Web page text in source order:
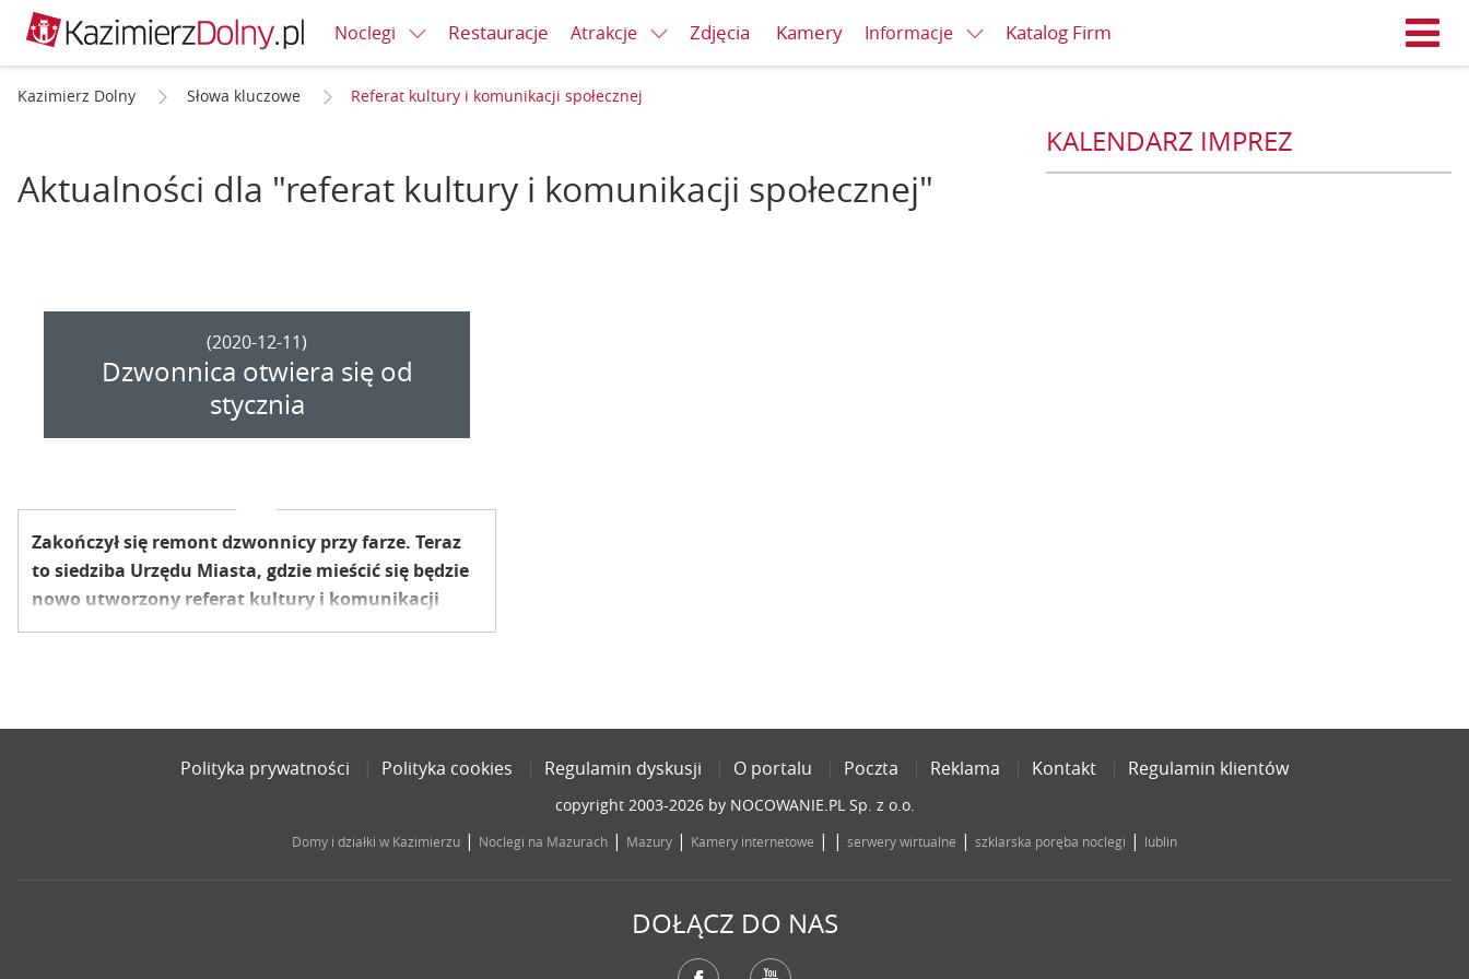
Noclegi Restauracje Atrakcje Zdjęcia Kamery Informacje Katalog Firm
Kazimierz Dolny Słowa kluczowe Referat kultury i komunikacji społecznej
Aktualności dla "referat kultury i komunikacji społecznej"
(2020-12-11)
Dzwonnica otwiera się od
stycznia
Zakończył się remont dzwonnicy przy farze. Teraz
to siedziba Urzędu Miasta, gdzie mieścić się będzie
nowo utworzony referat kultury i komunikacji
społecznej. Kolejny budynek dla urzędników?
KALENDARZ IMPREZ
Polityka prywatności Polityka cookies Regulamin dyskusji O portalu Poczta Reklama Kontakt Regulamin klientów
copyright 2003-2026 by NOCOWANIE.PL Sp. z o.o.
Domy i działki w Kazimierzu | Noclegi na Mazurach | Mazury | Kamery internetowe | | serwery wirtualne | szklarska poręba noclegi | lublin
DOŁĄCZ DO NAS